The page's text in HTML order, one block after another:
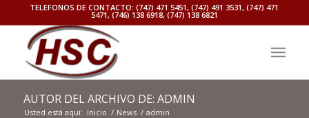
TELEFONOS DE CONTACTO: (747) 471 5451, (747) 491 3531, (747) 471
5471, (746) 138 6918, (747) 138 6821
AUTOR DEL ARCHIVO DE: ADMIN
Usted está aquí: Inicio / News / admin